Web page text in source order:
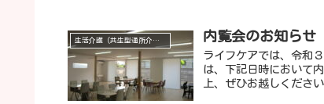
生活介護（共生型通所介護） 内覧会のお知らせ
ライフケアでは、令和
は、下記日時において
上、ぜひお越しくださ